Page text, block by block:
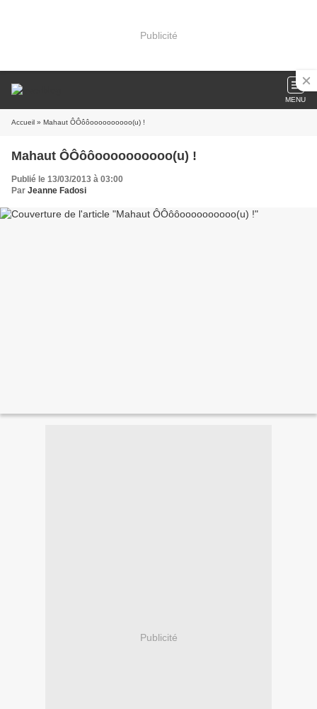
Publicité
MENU
Accueil » Mahaut ÔÔôôoooooooooo(u) !
Mahaut ÔÔôôoooooooooo(u) !
Publié le 13/03/2013 à 03:00
Par Jeanne Fadosi
Publicité